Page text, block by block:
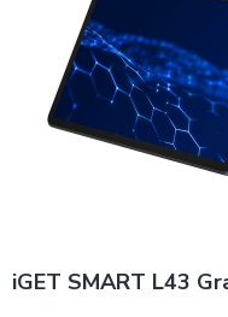
iGET SMART L43